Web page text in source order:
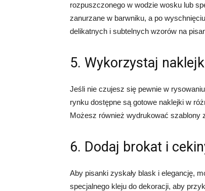
rozpuszczonego w wodzie wosku lub
zanurzane w barwniku, a po
delikatnych i subtelnych wzorów na
5. Wykorzystaj
Jeśli nie czujesz się pewnie w
rynku dostępne są gotowe naklejki w
Możesz również wydrukować szablony
6. Dodaj brokat i
Aby pisanki zyskały blask i elegancję,
specjalnego kleju do dekoracji, aby